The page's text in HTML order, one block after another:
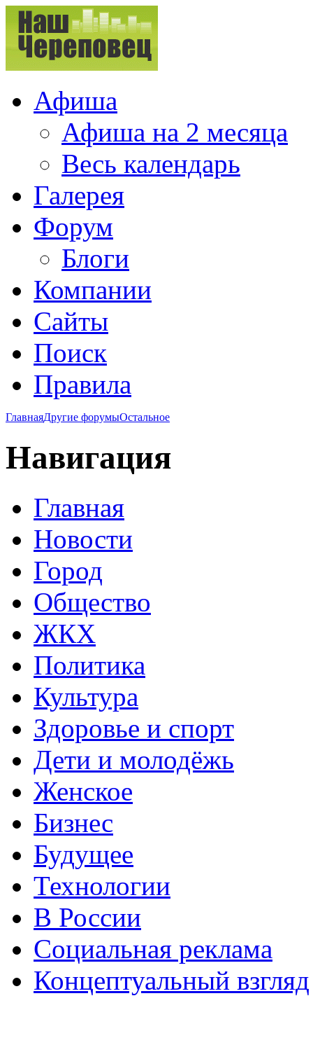
Афиша
Афиша на 2 месяца
Весь календарь
Галерея
Форум
Блоги
Компании
Сайты
Поиск
Правила
ГлавнаяДругие форумыОстальное
Навигация
Главная
Новости
Город
Общество
ЖКХ
Политика
Культура
Здоровье и спорт
Дети и молодёжь
Женское
Бизнес
Будущее
Технологии
В России
Социальная реклама
Концептуальный взгляд